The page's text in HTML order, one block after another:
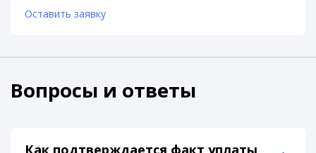
Оставить заявку
Вопросы и ответы
Как подтверждается факт уплаты